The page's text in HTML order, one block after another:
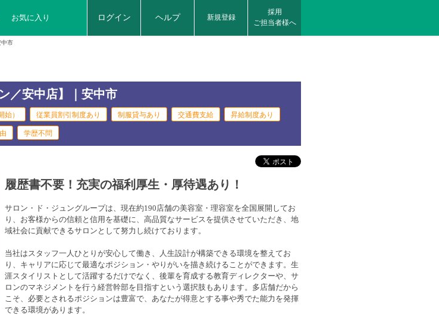
お気に入り ログイン ヘルプ 新規登録
採用
ご担当者様へ
中市
／安中店】｜安中市
始） 従業員割引制度あり 制服貸与あり 交通費支給 昇給制度あり
学歴不問
履歴書不要！充実の福利厚生・厚待遇あり！
サロン・ド・ジュングループは、現在約190店舗の美容室・理容室を全国展開してお
り、お客様からの信頼と信用を基礎に、高品質なサービスを提供させていただき、地
域社会に貢献できるサロンとして努力し続けております。
当社はスタッフ一人ひとりが安心して働き、人生設計が構築できる環境を整えてお
り、キャリアに応じて最適なポジション・やりがいを描き続けることができます。生
涯スタイリストとして活躍するだけでなく、後輩を育成する教育ディレクターや、サ
ロンのマネジメントを行う経営幹部を目指すという選択肢もあります。多店舗だから
こそ、必要とされるポジションは豊富で、あなたが得意とする事や秀でた能力を発揮
できる環境があります。